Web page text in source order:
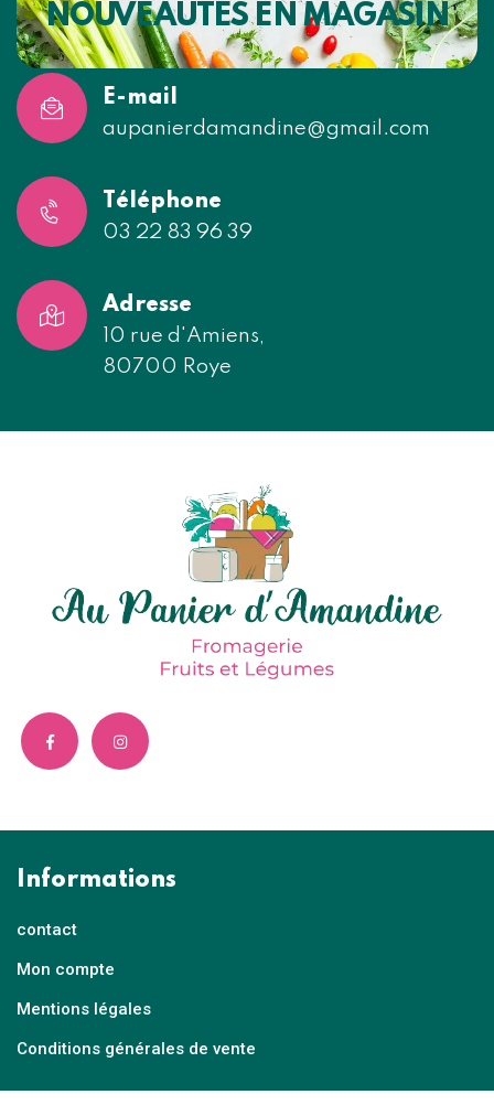
NOUVEAUTÉS EN MAGASIN
E-mail
aupanierdamandine@gmail.com
Téléphone
03 22 83 96 39
Adresse
10 rue d'Amiens,
80700 Roye
Informations
contact
Mon compte
Mentions légales
Conditions générales de vente